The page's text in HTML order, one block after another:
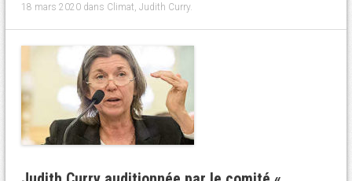
18 mars 2020dans Climat Judith Curry.